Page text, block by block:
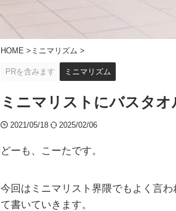
HOME > ミニマリズム >
PRを含みます ミニマリズム
ミニマリストにバスタオ
2021/05/18 2025/02/06
どーも、こーたです。
今回はミニマリスト界隈でもよく言わ
て書いていきます。